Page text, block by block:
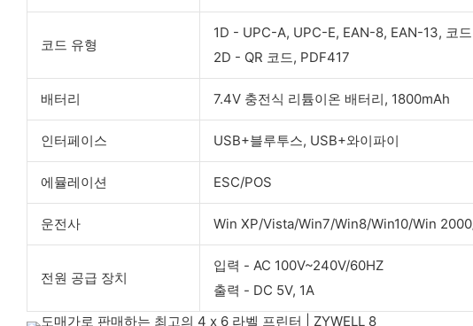
코드 유형
1D - UPC-A, UPC-E, EAN-8, EAN-13, 코
2D - QR 코드, PDF417
배터리 7.4V 충전식 리튬이온 배터리, 1800mAh
인터페이스 USB+블루투스, USB+와이파이
에뮬레이션 ESC/POS
운전사 Win XP/Vista/Win7/Win8/Win10/Win
전원 공급 장치
입력 - AC 100V~240V/60HZ
출력 - DC 5V, 1A